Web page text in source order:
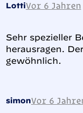
LottiVor 6 Jahren
Sehr spezieller
herausragen.
gewöhnlich.
simonVor 6